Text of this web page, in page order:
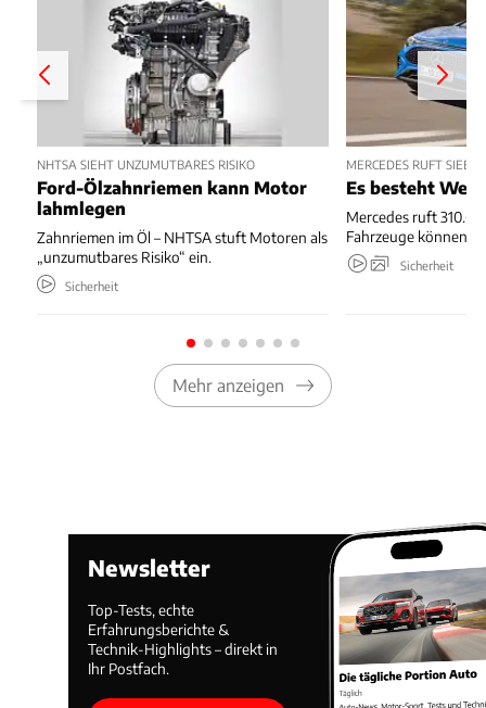
NHTSA SIEHT UNZUMUTBARES RISIKO
Ford-Ölzahnriemen kann Motor
lahmlegen
Zahnriemen im Öl – NHTSA stuft Motoren als
„unzumutbares Risiko“ ein.
Sicherheit
MERCEDES RUFT
Es besteht
Mercedes ruft
Fahrzeuge können
Sicherheit
Mehr anzeigen
Newsletter
Top-Tests, echte
Erfahrungsberichte &
Technik-Highlights – direkt in
Ihr Postfach.